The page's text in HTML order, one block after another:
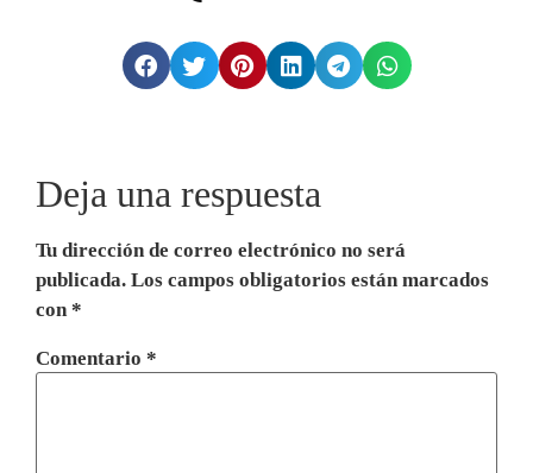
Deja una respuesta
Tu dirección de correo electrónico no será
publicada. Los campos obligatorios están marcados
con*
Comentario *